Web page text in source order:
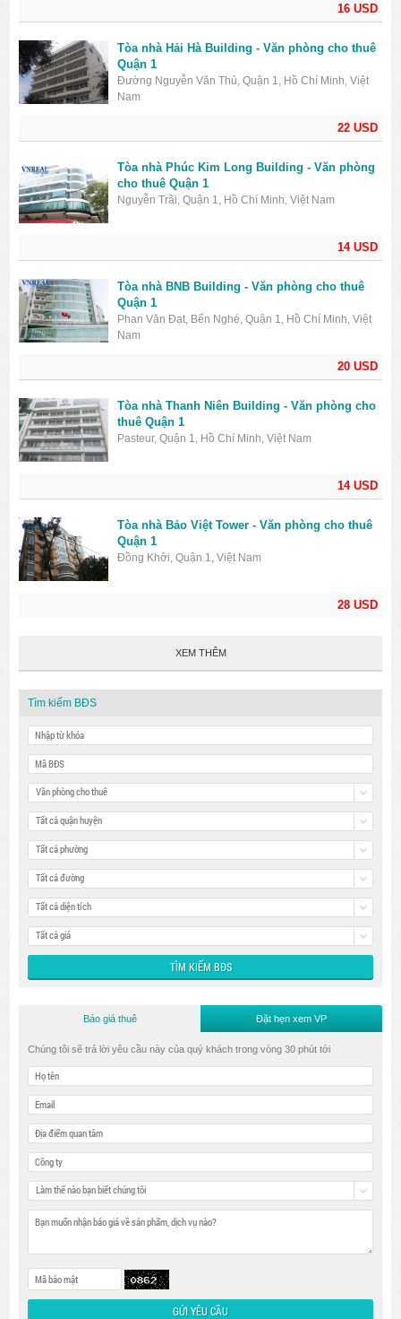
16 USD
22 USD
Tòa nhà Hải Hà Building - Văn phòng cho thuê
Quận 1
Đường Nguyễn Văn Thủ, Quận 1, Hồ Chí Minh, Việt
Nam
14 USD
Tòa nhà Phúc Kim Long Building - Văn phòng
cho thuê Quận 1
Nguyễn Trãi, Quận 1, Hồ Chí Minh, Việt Nam
20 USD
Tòa nhà BNB Building - Văn phòng cho thuê
Quận 1
Phan Văn Đạt, Bến Nghé, Quận 1, Hồ Chí Minh, Việt
Nam
14 USD
Tòa nhà Thanh Niên Building - Văn phòng cho
thuê Quận 1
Pasteur, Quận 1, Hồ Chí Minh, Việt Nam
28 USD
Tòa nhà Bảo Việt Tower - Văn phòng cho thuê
Quận 1
Đồng Khởi, Quận 1, Việt Nam
XEM THÊM
Tìm kiếm BĐS
Văn phòng cho thuê
Tất cả quận huyện
Tất cả phường
Tất cả đường
Tất cả diện tích
Tất cả giá
Báo giá thuê Đặt hẹn xem VP
Chúng tôi sẽ trả lời yêu cầu này của quý khách trong vòng 30 phút tới
Làm thế nào bạn biết chúng tôi